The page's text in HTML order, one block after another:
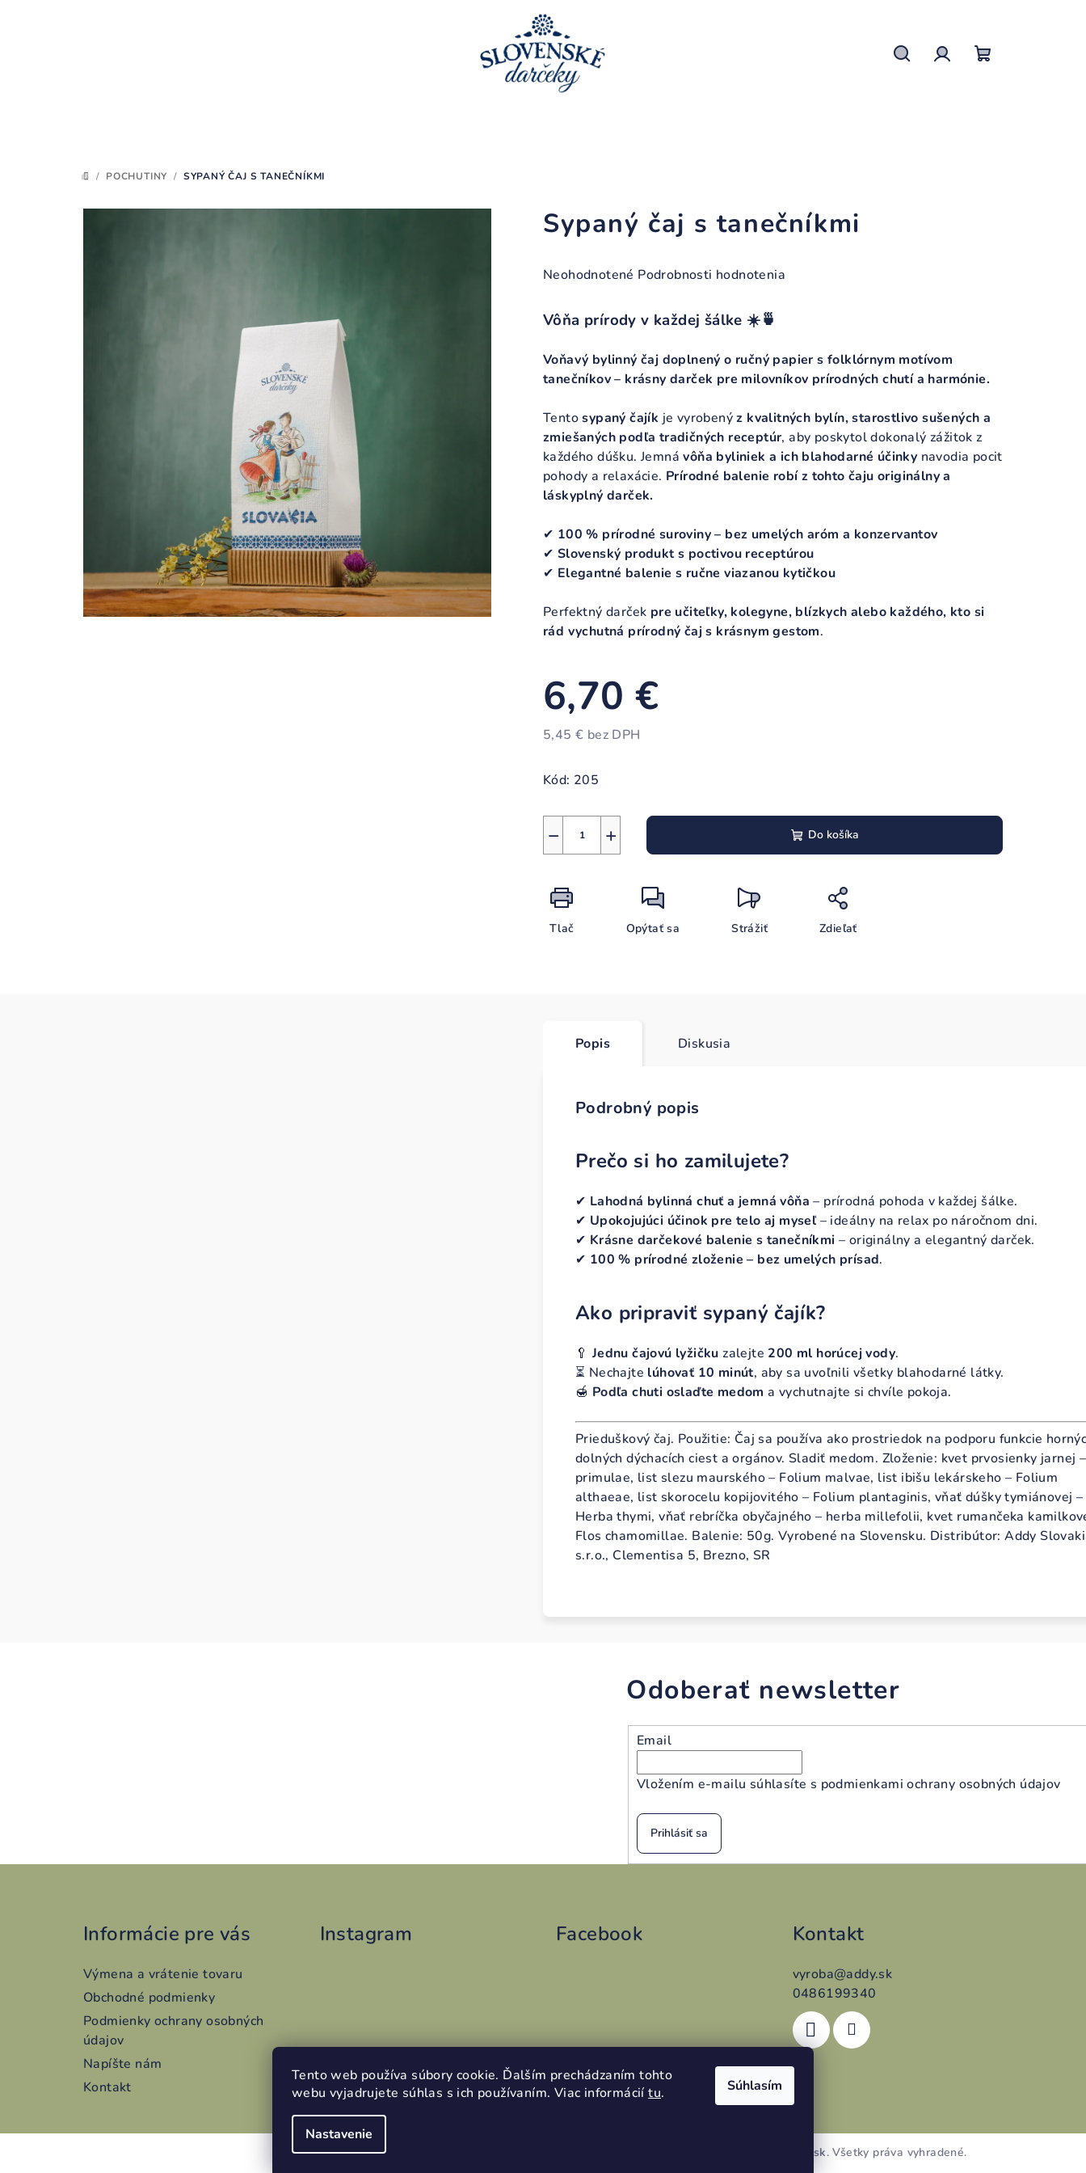
Tento web používa súbory cookie. Ďalším prechádzaním tohto
webu vyjadrujete súhlas s ich používaním. Viac informáciítu.
Nastavenie
Súhlasím
DOMOV
/ POCHUTINY / SYPANÝ ČAJ S TANEČNÍKMI
Sypaný čaj s tanečníkmi
Priemerné
produktu
0,0
z
hviezdičiek.
Neohodnotené Podrobnosti hodnotenia
Vôňa prírody v každej šálke ☀️🍵
Voňavý bylinný čaj doplnený o ručný papier s folklórnym motívom
tanečníkov – krásny darček pre milovníkov prírodných chutí a harmónie.
Tentosypaný čajík je vyrobenýz kvalitných bylín, starostlivo sušených a
zmiešaných podľa tradičných receptúr, aby poskytol dokonalý zážitok z
každého dúšku. Jemnávôňa byliniek a ich blahodarné účinky navodia pocit
pohody a relaxácie. Prírodné balenie robí z tohto čaju originálny a
láskyplný darček.
✔ 100 % prírodné suroviny – bez umelých aróm a konzervantov
✔ Slovenský produkt s poctivou receptúrou
✔ Elegantné balenie s ručne viazanou kytičkou
Perfektný darček pre učiteľky, kolegyne, blízkych alebo každého, kto si
rád vychutná prírodný čaj s krásnym gestom.
6,70 €
5,45 € bez DPH
cena:
Kód: 205
+
− Do košíka
Tlač Opýtať sa Strážiť Zdieľať
Popis Diskusia
Podrobný popis
Prečo si ho zamilujete?
✔ Lahodná bylinná chuť a jemná vôňa – prírodná pohoda v každej šálke.
✔ Upokojujúci účinok pre telo aj myseľ – ideálny na relax po náročnom dni.
✔ Krásne darčekové balenie s tanečníkmi – originálny a elegantný darček.
✔ 100 % prírodné zloženie – bez umelých prísad.
Ako pripraviť sypaný čajík?
🥄Jednu čajovú lyžičku zalejte 200 ml horúcej vody.
⏳ Nechajte lúhovať 10 minút, aby sa uvoľnili všetky blahodarné látky.
🍯 Podľa chuti oslaďte medom a vychutnajte si chvíle pokoja.
Prieduškový čaj. Použitie: Čaj sa používa ako prostriedok na podporu funkcie
dolných dýchacích ciest a orgánov. Sladiť medom. Zloženie: kvet prvosienky jarnej
primulae, list slezu maurského – Folium malvae, list ibišu lekárskeho – Folium
althaeae, list skorocelu kopijovitého – Folium plantaginis, vňať dúšky tymiánovej –
Herba thymi, vňať rebríčka obyčajného – herba millefolii, kvet rumančeka
Flos chamomillae. Balenie: 50g. Vyrobené na Slovensku. Distribútor: Addy
s.r.o., Clementisa 5, Brezno, SR
Odoberať newsletter
Email
Vložením e-mailu súhlasíte s podmienkami ochrany osobných údajov
Prihlásiť sa
Informácie pre vás
Výmena a vrátenie tovaru
Obchodné podmienky
Podmienky ochrany osobných
údajov
Napíšte nám
Kontakt
Instagram Facebook Kontakt
vyroba@addy.sk
0486199340
slovenskedarceky.sk. Všetky práva vyhradené.